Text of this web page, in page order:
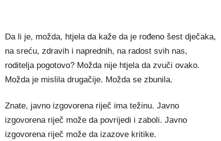
Da li je, možda, htjela da kaže da je rođeno šest dječaka,
na sreću, zdravih i naprednih, na radost svih nas,
roditelja pogotovo? Možda nije htjela da zvuči ovako.
Možda je mislila drugačije. Možda se zbunila.
Znate, javno izgovorena riječ ima težinu. Javno
izgovorena riječ može da povrijedi i zaboli. Javno
izgovorena riječ može da izazove kritike.